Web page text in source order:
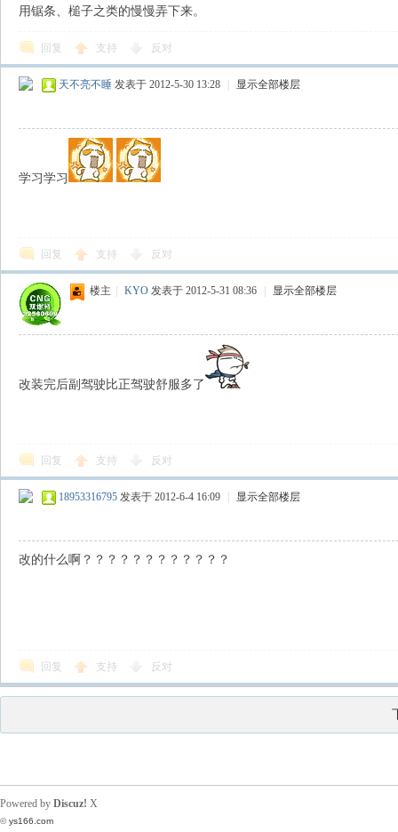
用锯条、槌子之类的慢慢弄下来。
回复 支持 反对
天不亮不睡 发表于 2012-5-30 13:28 显示全部楼层
学习学习
回复 支持 反对
楼主 KYO 发表于 2012-5-31 08:36 显示全部楼层
改装完后副驾驶比正驾驶舒服多了
回复 支持 反对
18953316795 发表于 2012-6-4 16:09 显示全部楼层
改的什么啊？？？？？？？？？？？？
回复 支持 反对
Powered by Discuz! X
©ys166.com